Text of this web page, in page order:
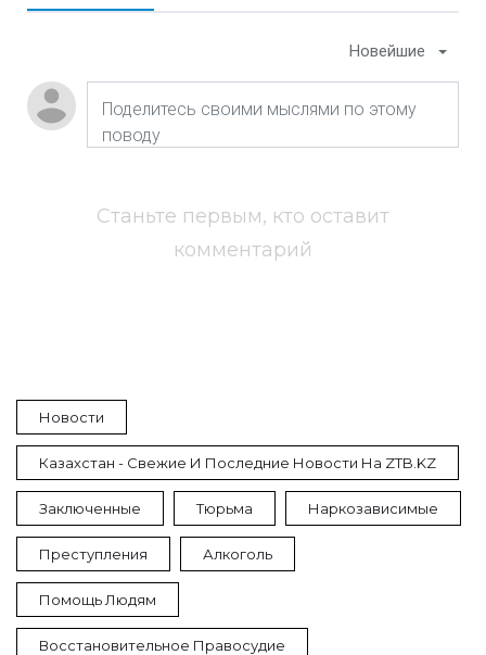
Новейшие
Станьте первым, кто оставит
комментарий
Новости
Казахстан - Свежие И Последние Новости На ZTB.KZ
Заключенные Тюрьма Наркозависимые
Преступления Алкоголь
Помощь Людям
Восстановительное Правосудие